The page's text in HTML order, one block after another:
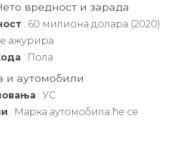
вредност и зарада
: 60 милиона долара (2020)
​​ажурира
: Пола
и аутомобили
: УС
: Марка аутомобила ће се